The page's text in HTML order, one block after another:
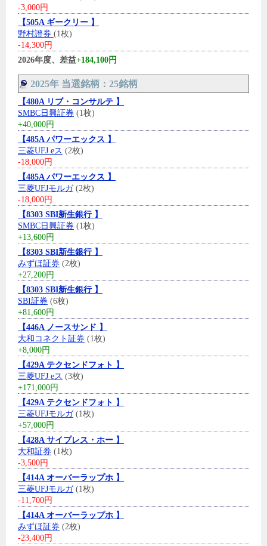
-3,000円
【505A ギークリー 】
野村證券 (1枚)
-14,300円
2026年度、差益+184,100円
2025年 当選銘柄：25銘柄
【480A リブ・コンサルテ 】
SMBC日興証券 (1枚)
+40,000円
【485A パワーエックス 】
三菱UFJ eス (2枚)
-18,000円
【485A パワーエックス 】
三菱UFJモルガ(2枚)
-18,000円
【8303 SBI新生銀行 】
SMBC日興証券 (1枚)
+13,600円
【8303 SBI新生銀行 】
みずほ証券 (2枚)
+27,200円
【8303 SBI新生銀行 】
SBI証券 (6枚)
+81,600円
【446A ノースサンド 】
大和コネクト証券 (1枚)
+8,000円
【429A テクセンドフォト 】
三菱UFJ eス (3枚)
+171,000円
【429A テクセンドフォト 】
三菱UFJモルガ(1枚)
+57,000円
【428A サイプレス・ホー 】
大和証券 (1枚)
-3,500円
【414A オーバーラップホ 】
三菱UFJモルガ(1枚)
-11,700円
【414A オーバーラップホ 】
みずほ証券 (2枚)
-23,400円